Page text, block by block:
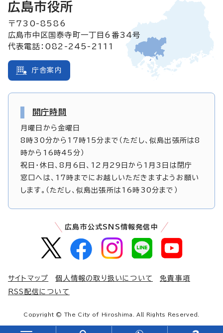
広島市役所
〒730-8586
広島市中区国泰寺町一丁目6番34号
代表電話：082-245-2111
庁舎案内
開庁時間
月曜日から金曜日
8時30分から17時15分まで（ただし、似島出張所は8
時から16時45分）
祝日・休日、8月6日、12月29日から1月3日は閉庁
窓口へは、17時までにお越しいただきますようお願い
します。（ただし、似島出張所は16時30分まで）
広島市公式SNS情報発信中
サイトマップ 個人情報の取り扱いについて
免責事項
RSS配信について
Copyright © The City of Hiroshima. All Rights Reserved.